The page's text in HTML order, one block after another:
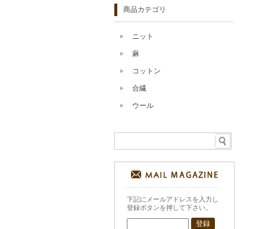
商品カテゴリ
ニット
麻
コットン
合繊
ウール
下記にメールアドレスを入力し
登録ボタンを押して下さい。